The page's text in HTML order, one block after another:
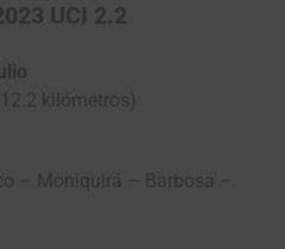
UCI 2.2
kilómetros)
– Moniquirá – Barbosa –